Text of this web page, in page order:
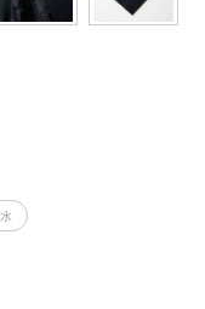
大阪支店